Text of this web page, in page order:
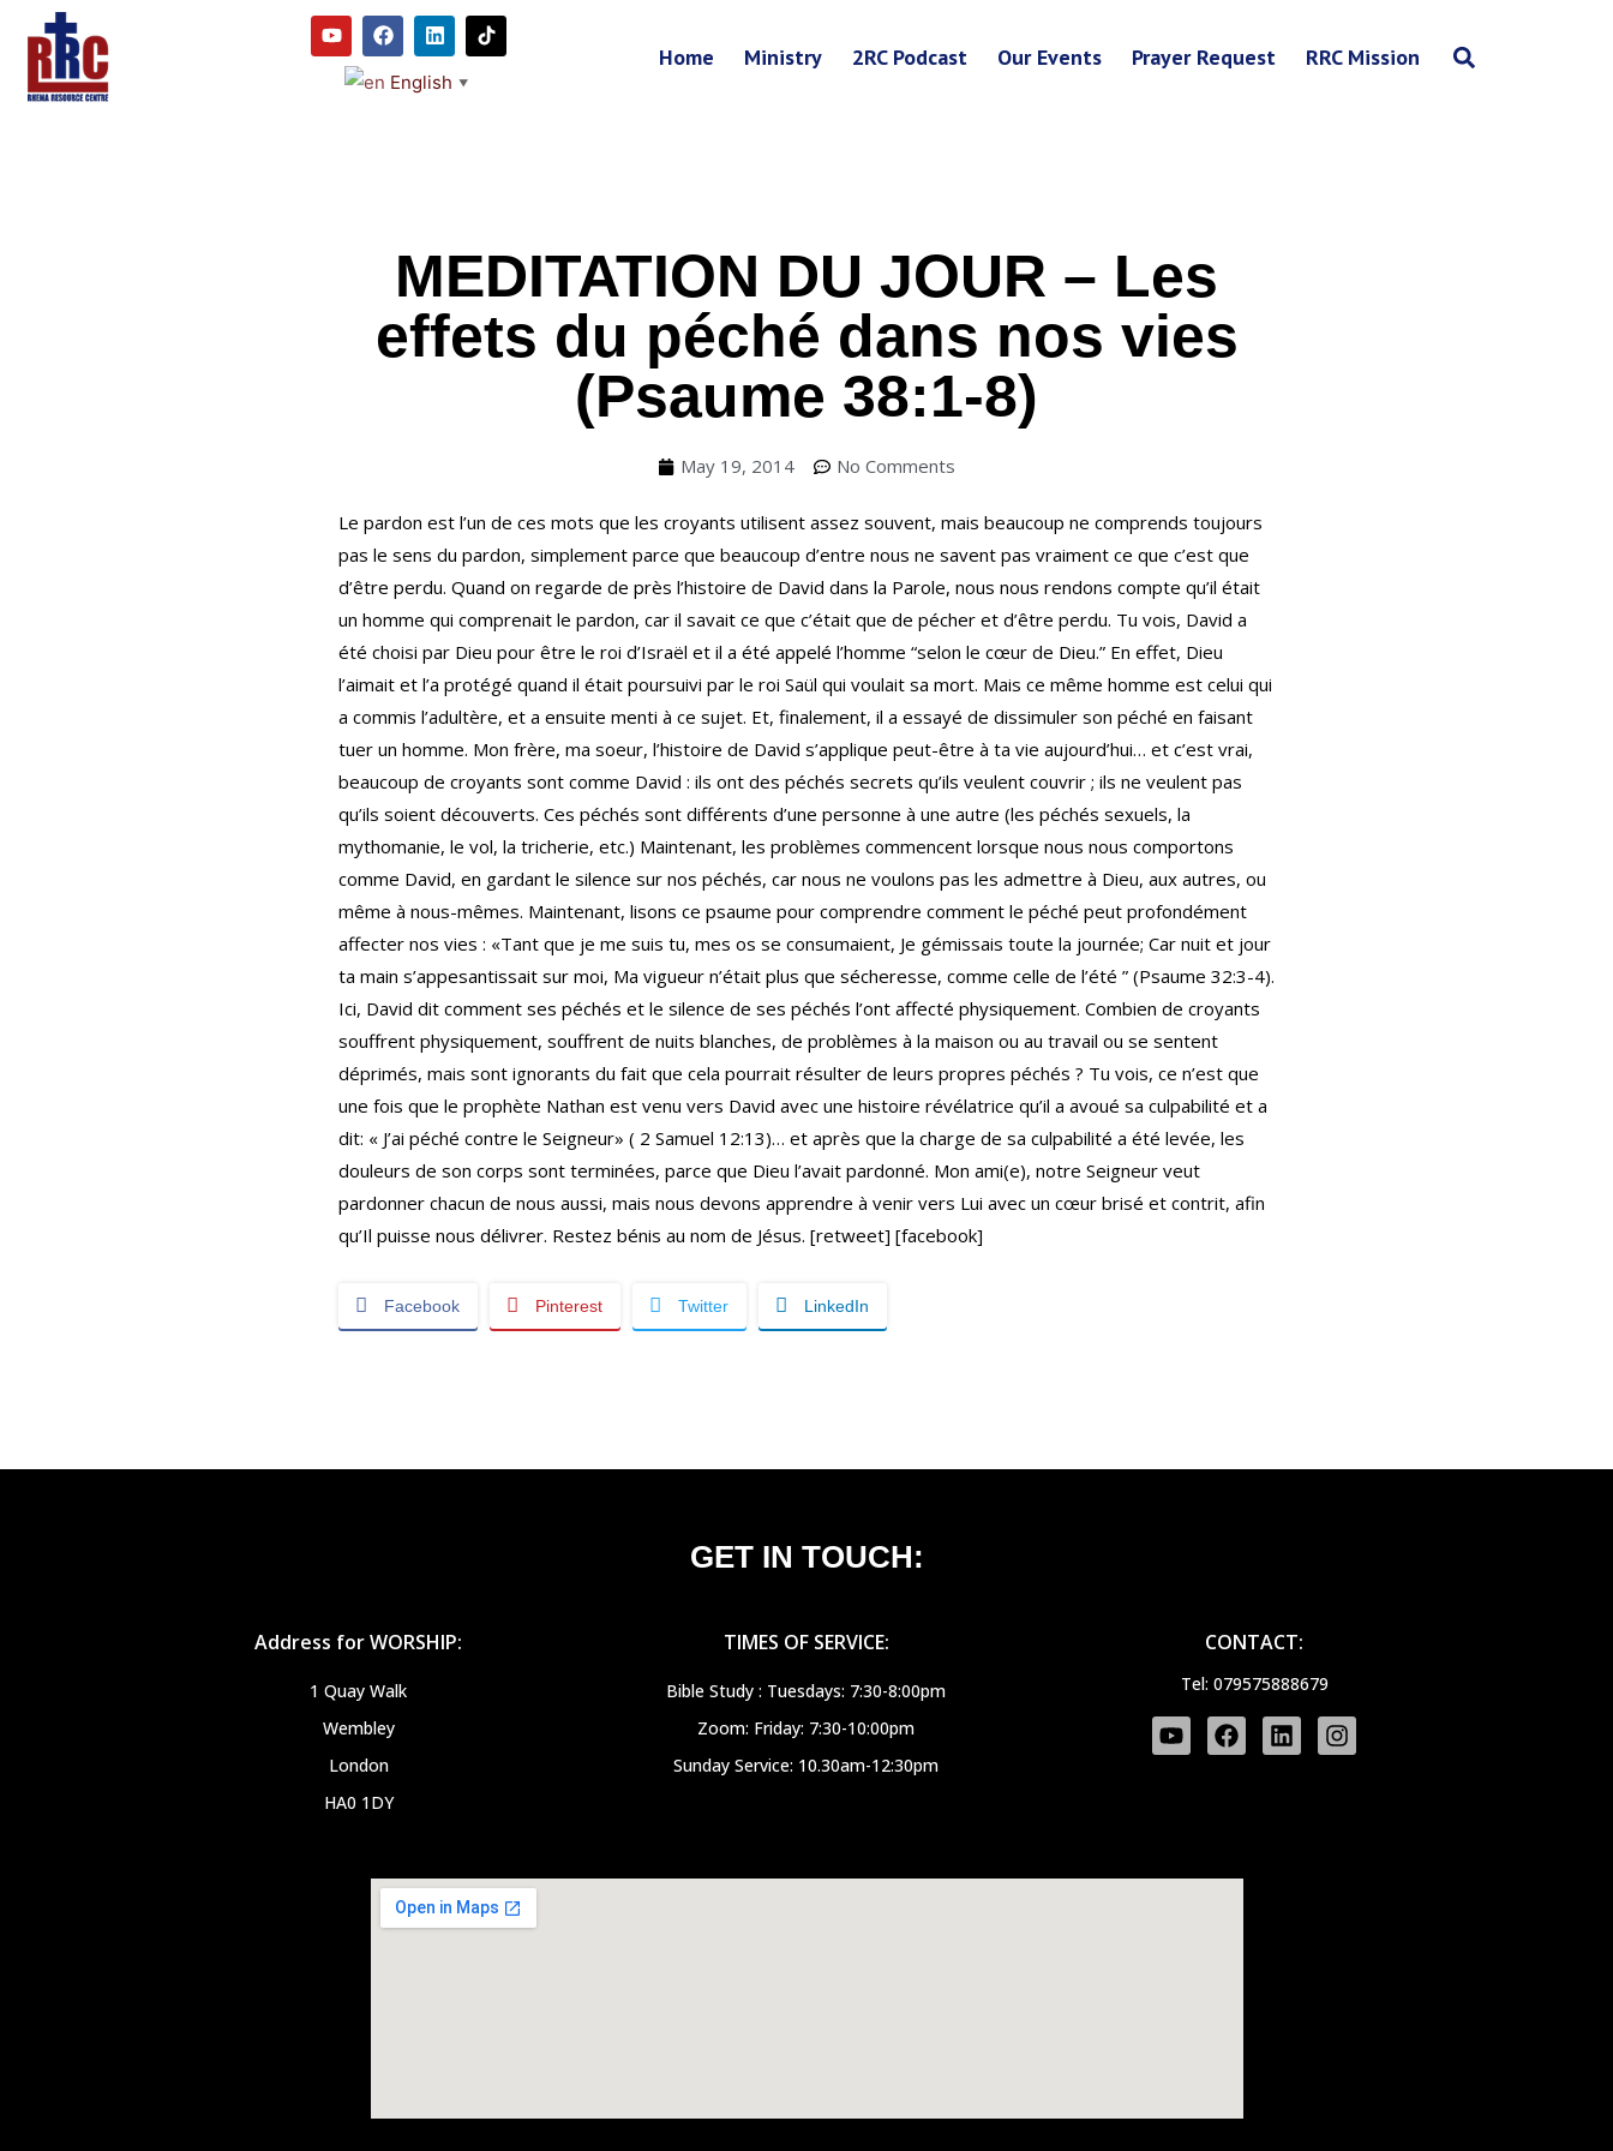
English ▼
Home Ministry 2RC Podcast Our Events Prayer Request RRC Mission
MEDITATION DU JOUR – Les
effets du péché dans nos vies
(Psaume 38:1-8)
May 19, 2014 No Comments
Le pardon est l’un de ces mots que les croyants utilisent assez souvent, mais beaucoup ne comprends toujours
pas le sens du pardon, simplement parce que beaucoup d’entre nous ne savent pas vraiment ce que c’est que
d’être perdu. Quand on regarde de près l’histoire de David dans la Parole, nous nous rendons compte qu’il était
un homme qui comprenait le pardon, car il savait ce que c’était que de pécher et d’être perdu. Tu vois, David a
été choisi par Dieu pour être le roi d’Israël et il a été appelé l’homme “selon le cœur de Dieu.” En effet, Dieu
l’aimait et l’a protégé quand il était poursuivi par le roi Saül qui voulait sa mort. Mais ce même homme est celui qui
a commis l’adultère, et a ensuite menti à ce sujet. Et, finalement, il a essayé de dissimuler son péché en faisant
tuer un homme. Mon frère, ma soeur, l’histoire de David s’applique peut-être à ta vie aujourd’hui… et c’est vrai,
beaucoup de croyants sont comme David : ils ont des péchés secrets qu’ils veulent couvrir ; ils ne veulent pas
qu’ils soient découverts. Ces péchés sont différents d’une personne à une autre (les péchés sexuels, la
mythomanie, le vol, la tricherie, etc.) Maintenant, les problèmes commencent lorsque nous nous comportons
comme David, en gardant le silence sur nos péchés, car nous ne voulons pas les admettre à Dieu, aux autres, ou
même à nous-mêmes. Maintenant, lisons ce psaume pour comprendre comment le péché peut profondément
affecter nos vies : «Tant que je me suis tu, mes os se consumaient, Je gémissais toute la journée; Car nuit et jour
ta main s’appesantissait sur moi, Ma vigueur n’était plus que sécheresse, comme celle de l’été ” (Psaume 32:3-4).
Ici, David dit comment ses péchés et le silence de ses péchés l’ont affecté physiquement. Combien de croyants
souffrent physiquement, souffrent de nuits blanches, de problèmes à la maison ou au travail ou se sentent
déprimés, mais sont ignorants du fait que cela pourrait résulter de leurs propres péchés ? Tu vois, ce n’est que
une fois que le prophète Nathan est venu vers David avec une histoire révélatrice qu’il a avoué sa culpabilité et a
dit: « J’ai péché contre le Seigneur» ( 2 Samuel 12:13)… et après que la charge de sa culpabilité a été levée, les
douleurs de son corps sont terminées, parce que Dieu l’avait pardonné. Mon ami(e), notre Seigneur veut
pardonner chacun de nous aussi, mais nous devons apprendre à venir vers Lui avec un cœur brisé et contrit, afin
qu’Il puisse nous délivrer. Restez bénis au nom de Jésus. [retweet] [facebook]
Facebook Pinterest Twitter LinkedIn
GET IN TOUCH:
Address for WORSHIP:
1 Quay Walk
Wembley
London
HA0 1DY
TIMES OF SERVICE:
Bible Study : Tuesdays: 7:30-8:00pm
Zoom: Friday: 7:30-10:00pm
Sunday Service: 10.30am-12:30pm
CONTACT:
Tel: 079575888679